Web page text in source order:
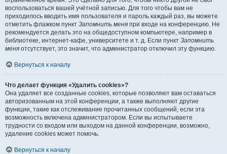
воспользоваться вашей учётной записью. Для того чтобы вам не
приходилось вводить имя пользователя и пароль каждый раз, вы можете
отметить флажком пункт Запомнить меня при входе на конференцию. Не
рекомендуется делать это на общедоступном компьютере, например в
библиотеке, интернет-кафе, университете и т. д. Если пункт Запомнить
меня отсутствует, это значит, что администратор отключил эту функцию.
Вернуться к началу
Что делает функция «Удалить cookies»?
Она удаляет все созданные cookies, которые позволяют вам оставаться
авторизованным на этой конференции, а также выполняют другие
функции, такие как отслеживание прочитанных сообщений, если эта
возможность включена администратором. Если вы испытываете
трудности со входом или выходом на данной конференции, возможно,
удаление cookies может помочь.
Вернуться к началу